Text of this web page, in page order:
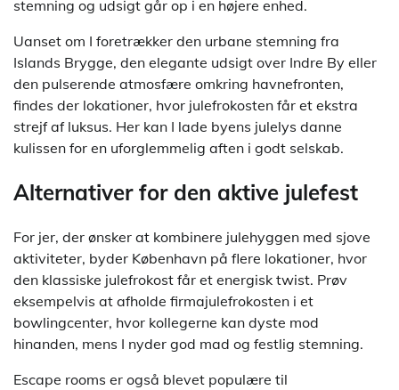
stemning og udsigt går op i en højere enhed.
Uanset om I foretrækker den urbane stemning fra
Islands Brygge, den elegante udsigt over Indre By eller
den pulserende atmosfære omkring havnefronten,
findes der lokationer, hvor julefrokosten får et ekstra
strejf af luksus. Her kan I lade byens julelys danne
kulissen for en uforglemmelig aften i godt selskab.
Alternativer for den aktive julefest
For jer, der ønsker at kombinere julehyggen med sjove
aktiviteter, byder København på flere lokationer, hvor
den klassiske julefrokost får et energisk twist. Prøv
eksempelvis at afholde firmajulefrokosten i et
bowlingcenter, hvor kollegerne kan dyste mod
hinanden, mens I nyder god mad og festlig stemning.
Escape rooms er også blevet populære til